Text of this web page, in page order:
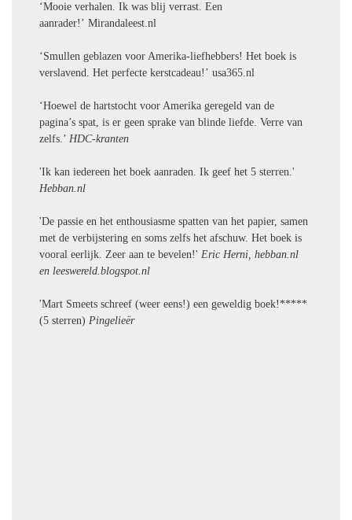
‘Mooie verhalen. Ik was blij verrast. Een
aanrader!’ Mirandaleest.nl
‘Smullen geblazen voor Amerika-liefhebbers! Het boek is
verslavend. Het perfecte kerstcadeau!’ usa365.nl
‘Hoewel de hartstocht voor Amerika geregeld van de
pagina’s spat, is er geen sprake van blinde liefde. Verre van
zelfs.’ HDC-kranten
'Ik kan iedereen het boek aanraden. Ik geef het 5 sterren.'
Hebban.nl
'De passie en het enthousiasme spatten van het papier, samen
met de verbijstering en soms zelfs het afschuw. Het boek is
vooral eerlijk. Zeer aan te bevelen!' Eric Herni, hebban.nl
en leeswereld.blogspot.nl
'Mart Smeets schreef (weer eens!) een geweldig boek!*****
(5 sterren) Pingelieër